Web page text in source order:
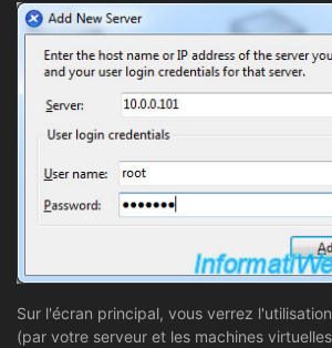
Sur l'écran principal, vous verrez
(par votre serveur et les machines